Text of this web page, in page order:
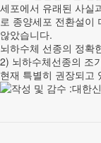
세포에서 유래된 사실
로 종양세포 전환설이
않았습니다.
뇌하수체 선종의 정확
2) 뇌하수체선종의 조
현재 특별히 권장되고